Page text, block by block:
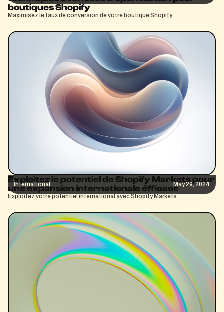
boutiques Shopify
Maximisez le taux de conversion de votre boutique Shopify
International May 29, 2024
Exploitez le potentiel de Shopify Markets pour
une expansion internationale éfficace
Exploitez votre potentiel international avec Shopify Markets